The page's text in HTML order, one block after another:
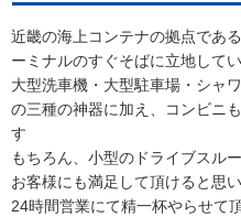
近畿の海上コンテナの拠点であ
ーミナルのすぐそばに立地してい
大型洗車機・大型駐車場・シャ
の三種の神器に加え、コンビニ
す
もちろん、小型のドライブスル
お客様にも満足して頂けると思
24時間営業にて精一杯やらせて